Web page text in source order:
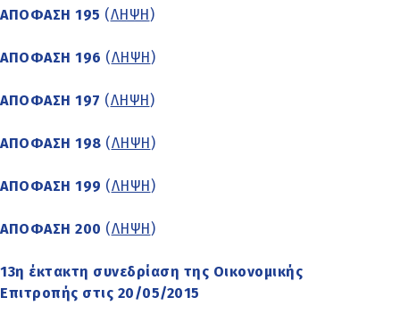
ΑΠΟΦΑΣΗ 195 (ΛΗΨΗ )
ΑΠΟΦΑΣΗ 196 (ΛΗΨΗ )
ΑΠΟΦΑΣΗ 197 (ΛΗΨΗ )
ΑΠΟΦΑΣΗ 198 (ΛΗΨΗ )
ΑΠΟΦΑΣΗ 199 (ΛΗΨΗ )
ΑΠΟΦΑΣΗ 200 (ΛΗΨΗ )
13η έκτακτη συνεδρίαση της Οικονομικής
Επιτροπής στις 20/05/2015